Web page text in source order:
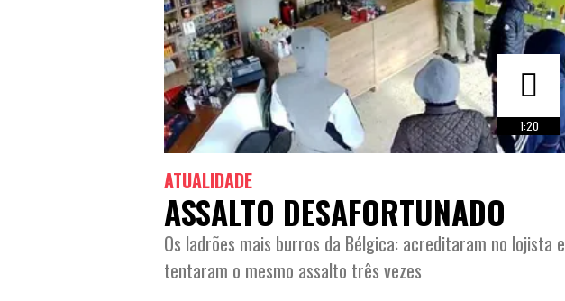
1:20
ATUALIDADE
ASSALTO DESAFORTUNADO
Os ladrões mais burros da Bélgica: acreditaram no lojista e
tentaram o mesmo assalto três vezes